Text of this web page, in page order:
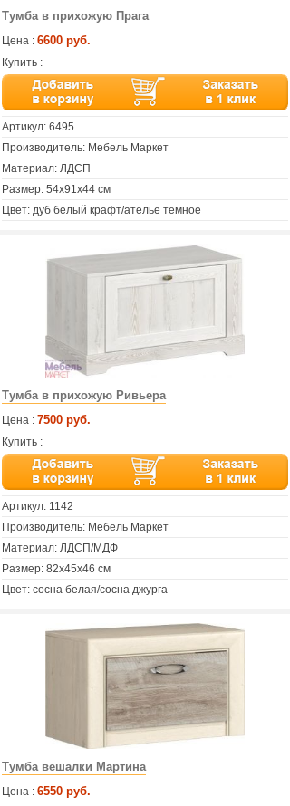
Тумба в прихожую Прага
Цена : 6600 руб.
Купить :
Артикул: 6495
Производитель: Мебель Маркет
Материал: ЛДСП
Размер: 54х91х44 см
Цвет: дуб белый крафт/ателье темное
Тумба в прихожую Ривьера
Цена : 7500 руб.
Купить :
Артикул: 1142
Производитель: Мебель Маркет
Материал: ЛДСП/МДФ
Размер: 82х45х46 см
Цвет: сосна белая/сосна джурга
Тумба вешалки Мартина
Цена : 6550 руб.